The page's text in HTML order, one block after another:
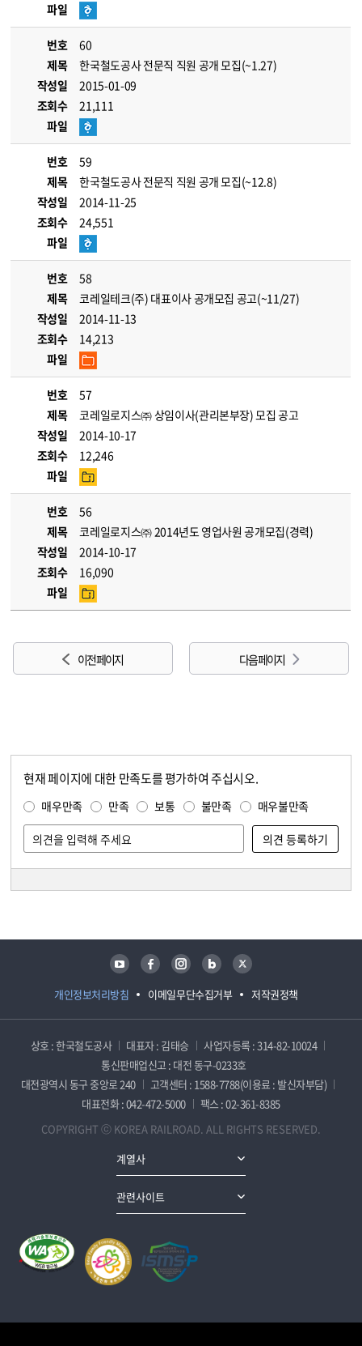
파일
번호
60
제목
한국철도공사 전문직 직원 공개 모집(~1.27)
작성일
2015-01-09
조회수
21,111
파일
번호
59
제목
한국철도공사 전문직 직원 공개 모집(~12.8)
작성일
2014-11-25
조회수
24,551
파일
번호
58
제목
코레일테크(주) 대표이사 공개모집 공고(~11/27)
작성일
2014-11-13
조회수
14,213
파일
번호
57
제목
코레일로지스㈜ 상임이사(관리본부장) 모집 공고
작성일
2014-10-17
조회수
12,246
파일
번호
56
제목
코레일로지스㈜ 2014년도 영업사원 공개모집(경력)
작성일
2014-10-17
조회수
16,090
파일
이전 페이지 다음 페이지
현재 페이지에 대한 만족도를 평가하여 주십시오.
매우만족 만족 보통 불만족 매우불만족
개인정보처리방침 이메일무단수집거부 저작권정책
유튜브 페이스북 인스타그램 블로그 트위터
상호 : 한국철도공사 대표자 : 김태승
사업자등록 : 314-82-10024
통신판매업신고 : 대전 동구-0233호
대전광역시 동구 중앙로 240
고객센터 : 1588-7788(이용료 : 발신자부담)
대표전화 : 042-472-5000
팩스 : 02-361-8385
COPYRIGHT ⓒ KOREA RAILROAD. ALL RIGHTS RESERVED.
계열사
관련사이트